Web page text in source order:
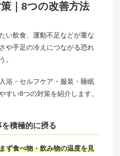
｜8つの改善方法
い飲食、運動不足などが重な
や手足の冷えにつながる恐れ
。
浴・セルフケア・服装・睡眠
すい8つの対策を紹介します。
積極的に摂る
ず食べ物・飲み物の温度を見